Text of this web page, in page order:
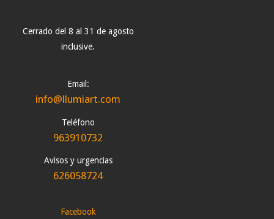
Cerrado del 8 al 31 de agosto
inclusive.
Email:
info@llumiart.com
Teléfono
963910732
Avisos y urgencias
626058724
Facebook